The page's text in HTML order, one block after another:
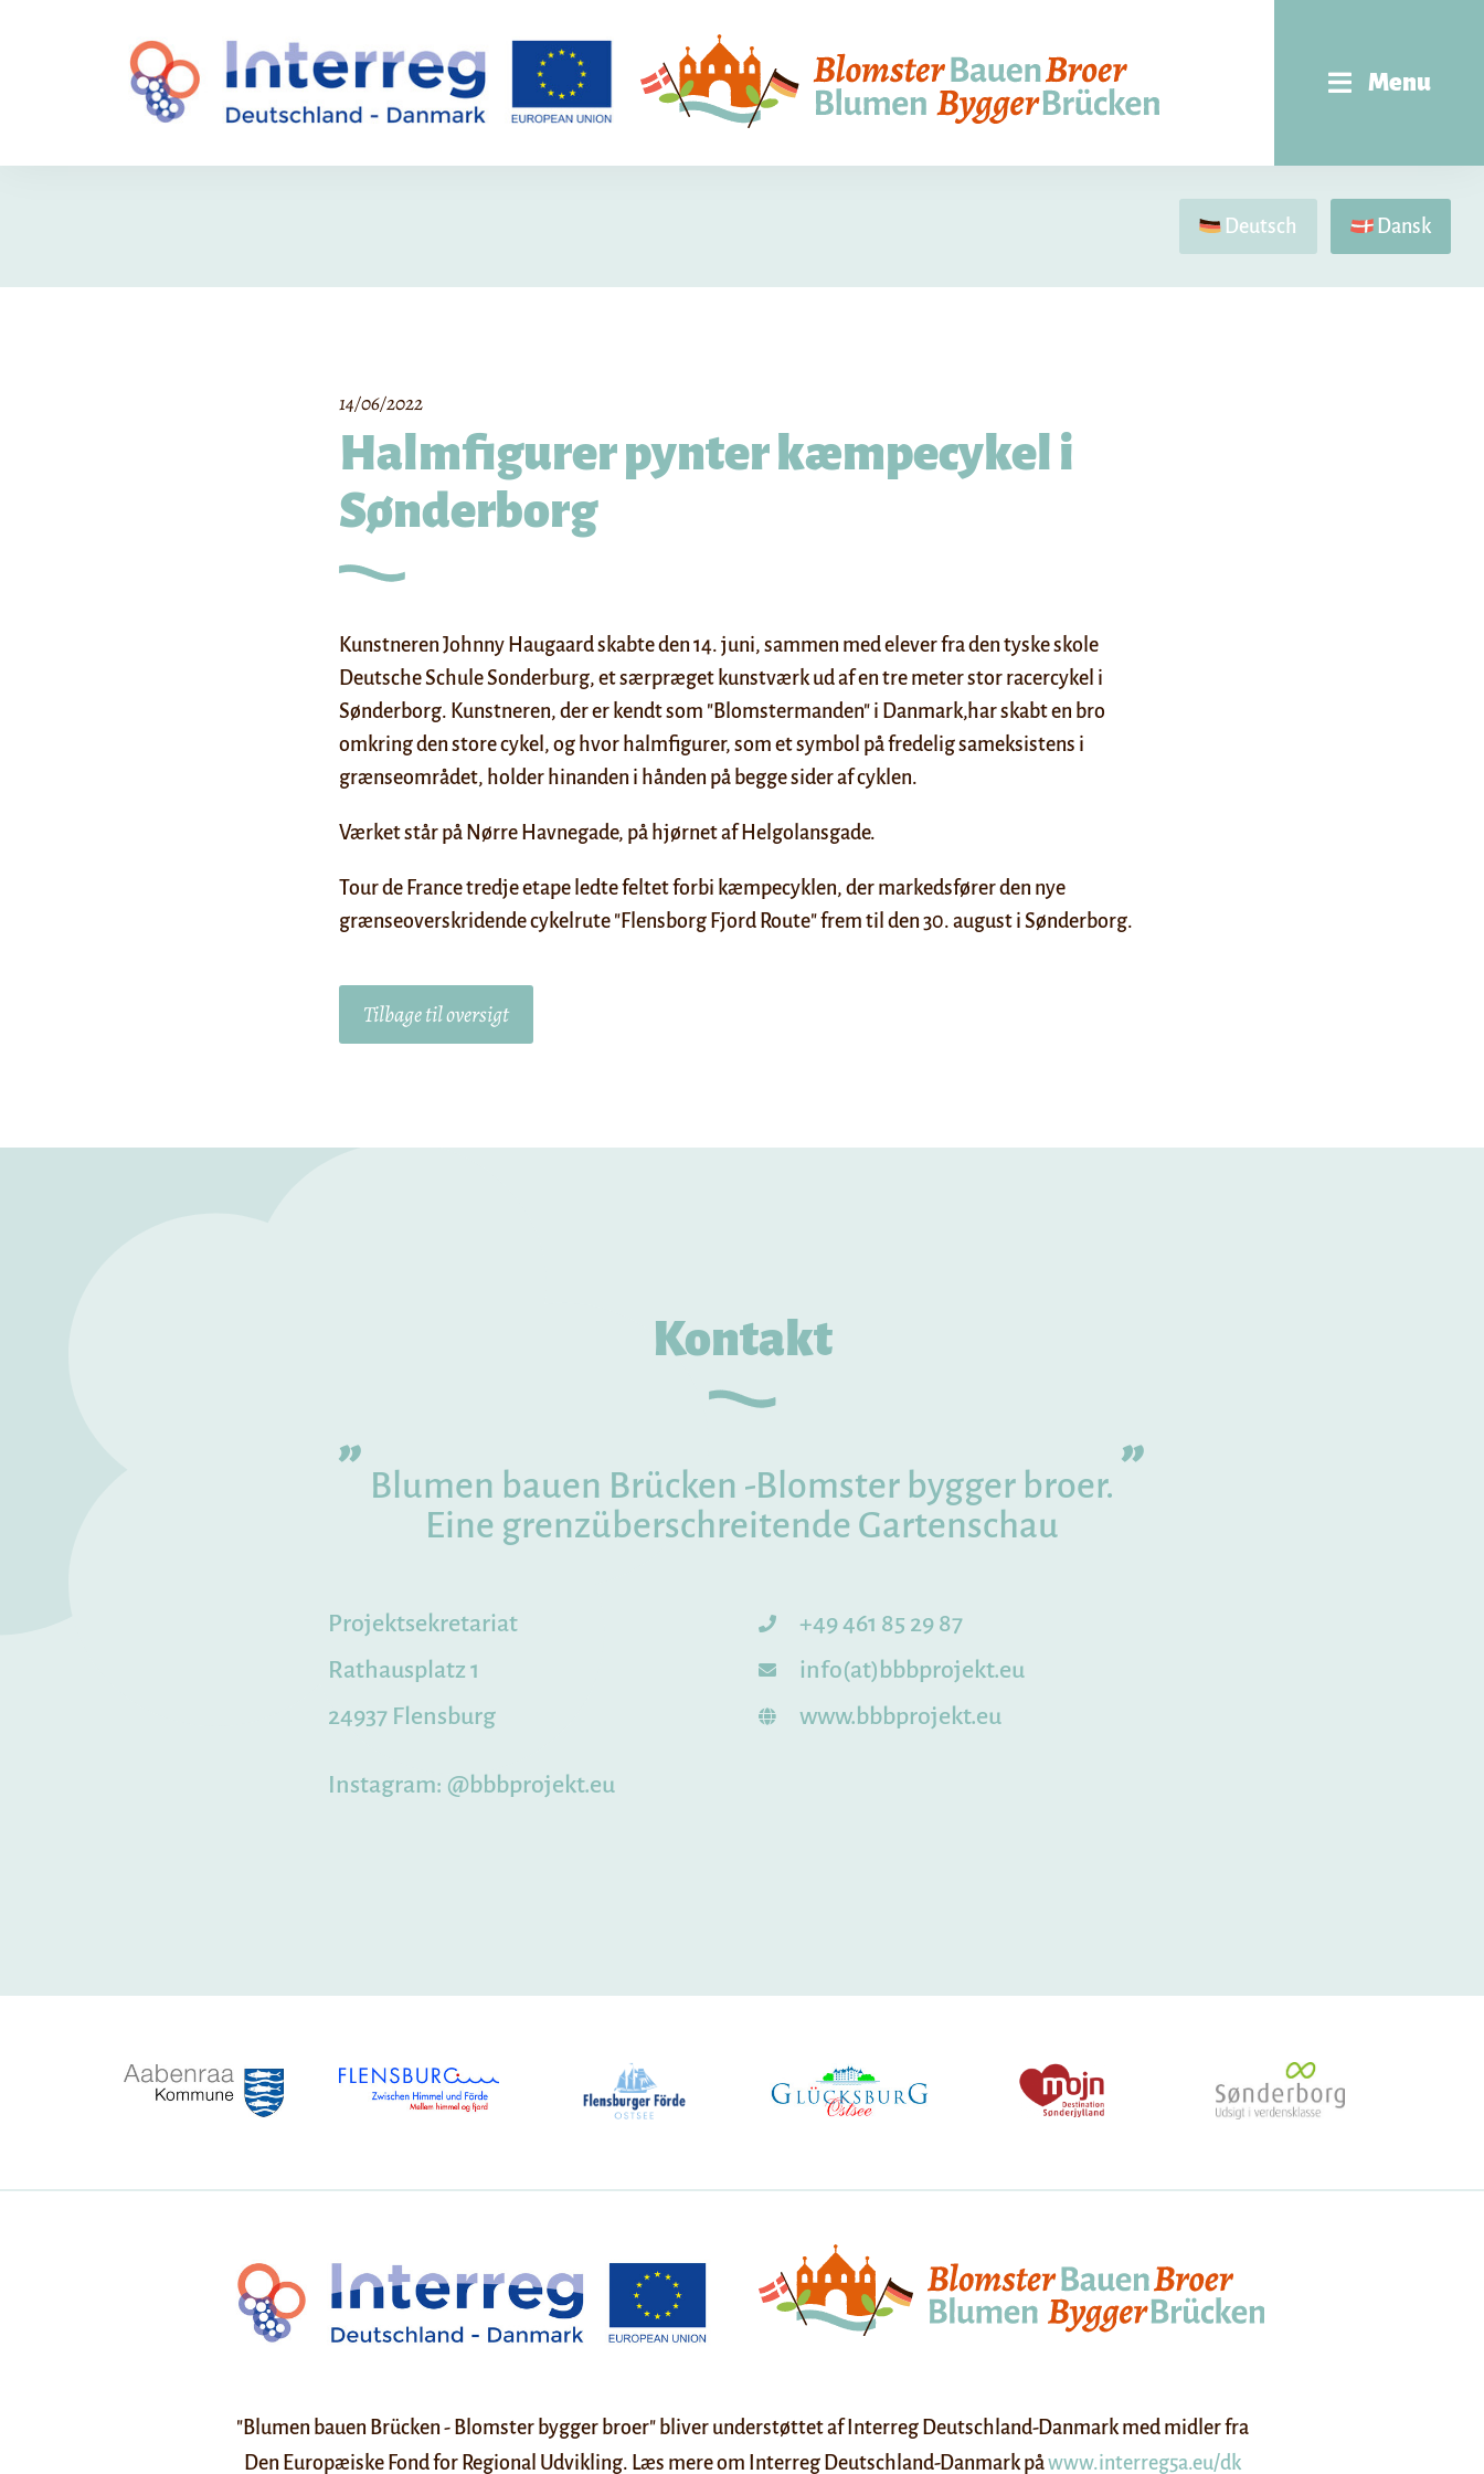
Menu
Deutsch Dansk
14/06/2022
Halmfigurer pynter kæmpecykel i
Sønderborg
Kunstneren Johnny Haugaard skabte den 14. juni, sammen med elever fra den tyske skole
Deutsche Schule Sonderburg, et særpræget kunstværk ud af en tre meter stor racercykel i
Sønderborg. Kunstneren, der er kendt som "Blomstermanden" i Danmark,har skabt en bro
omkring den store cykel, og hvor halmfigurer, som et symbol på fredelig sameksistens i
grænseområdet, holder hinanden i hånden på begge sider af cyklen.
Værket står på Nørre Havnegade, på hjørnet af Helgolansgade.
Tour de France tredje etape ledte feltet forbi kæmpecyklen, der markedsfører den nye
grænseoverskridende cykelrute "Flensborg Fjord Route" frem til den 30. august i Sønderborg.
Tilbage til oversigt
Kontakt
Blumen bauen Brücken -Blomster bygger broer.
Eine grenzüberschreitende Gartenschau
Projektsekretariat
Rathausplatz 1
24937 Flensburg
Instagram: @bbbprojekt.eu
+49 461 85 29 87
info(at)bbbprojekt.eu
www.bbbprojekt.eu
"Blumen bauen Brücken - Blomster bygger broer" bliver understøttet af Interreg Deutschland-Danmark med midler fra
Den Europæiske Fond for Regional Udvikling. Læs mere om Interreg Deutschland-Danmark påwww.interreg5a.eu/dk